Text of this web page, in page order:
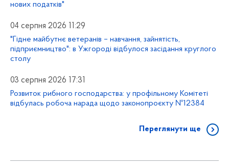
нових податків"
04 серпня 2026 11:29
"Гідне майбутнє ветеранів – навчання, зайнятість,
підприємництво": в Ужгороді відбулося засідання круглого
столу
03 серпня 2026 17:31
Розвиток рибного господарства: у профільному Комітеті
відбулась робоча нарада щодо законопроєкту №12384
Переглянути ще